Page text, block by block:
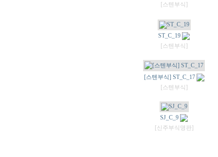
[스텐부식]
ST_C_19
[스텐부식]
[스텐부식] ST_C_17
[스텐부식]
SJ_C_9
[신주부식명판]